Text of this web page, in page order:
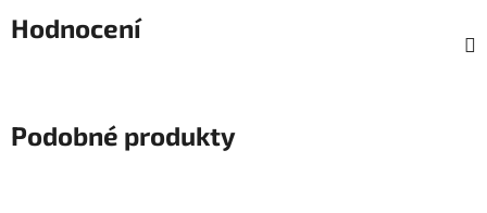
Hodnocení
Podobné produkty